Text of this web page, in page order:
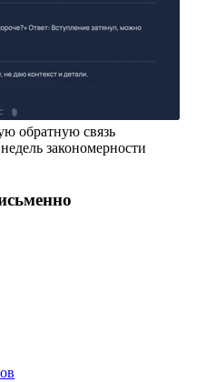
обратную связь
закономерности